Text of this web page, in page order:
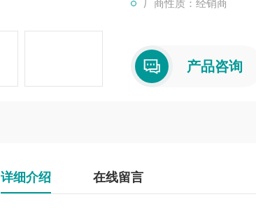
厂商性质：经销商
产品咨询
详细介绍 在线留言